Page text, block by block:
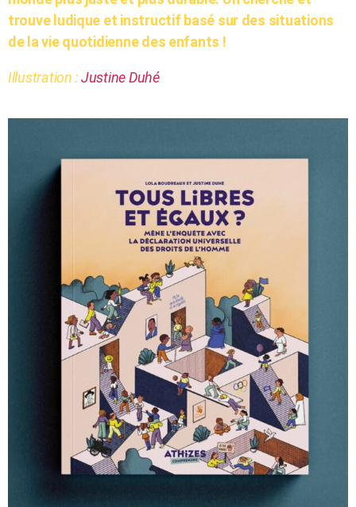
trouve ludique et instructif basé sur des situations
de la vie quotidienne des enfants !
Illustration :Justine Duhé